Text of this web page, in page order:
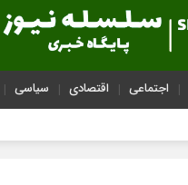
اجتماعی اقتصادی سیاسی